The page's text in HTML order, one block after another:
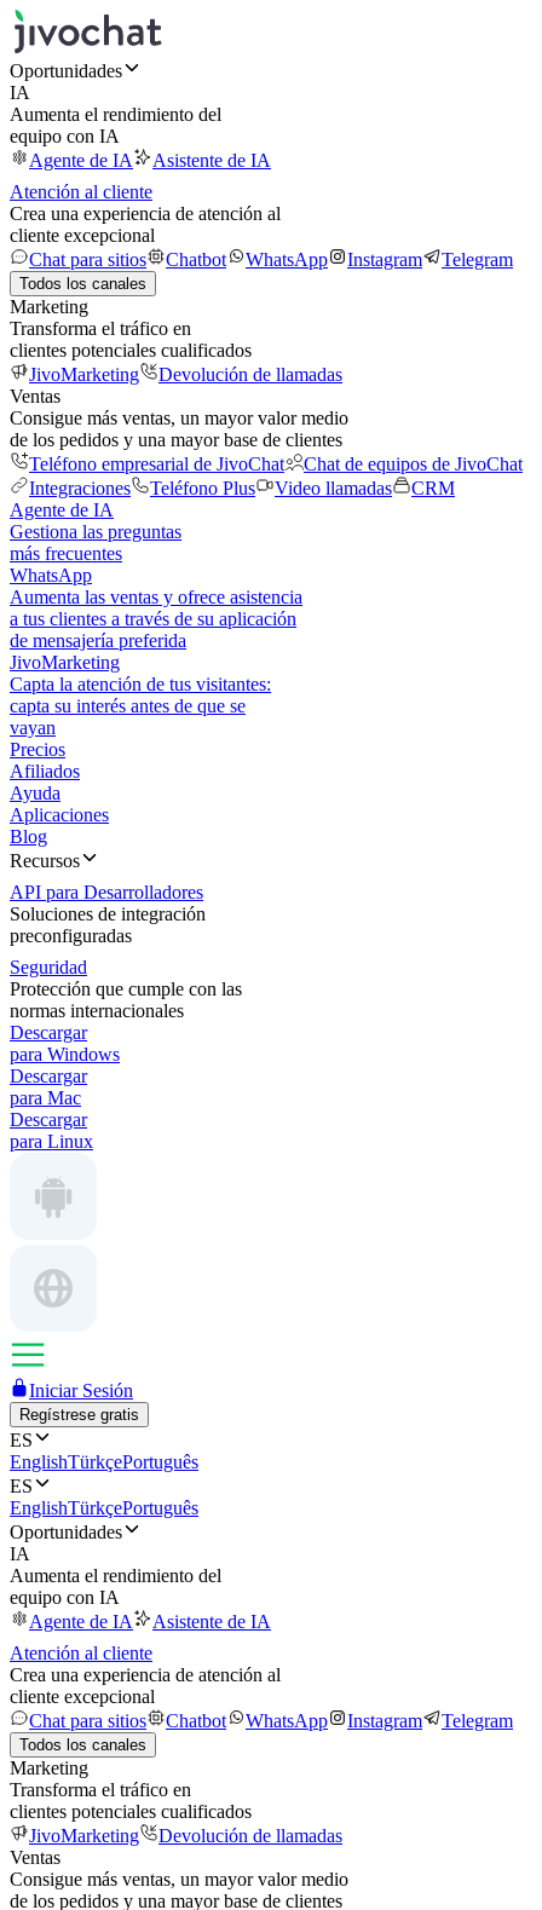
Oportunidades
IA
Aumenta el rendimiento del
equipo con IA
Agente de IA
Asistente de IA
Atención al cliente
Crea una experiencia de atención al
cliente excepcional
Chat para sitios
Chatbot WhatsApp Instagram Telegram
Todos los canales
Marketing
Transforma el tráfico en
clientes potenciales cualificados
JivoMarketing
Devolución de llamadas
Ventas
Consigue más ventas, un mayor valor medio
de los pedidos y una mayor base de clientes
Teléfono empresarial de JivoChat
Chat de equipos de JivoChat
Integraciones
Teléfono Plus Video llamadas
CRM
Agente de IA
Gestiona las preguntas
más frecuentes
WhatsApp
Aumenta las ventas y ofrece asistencia
a tus clientes a través de su aplicación
de mensajería preferida
JivoMarketing
Capta la atención de tus visitantes:
capta su interés antes de que se
vayan
Precios
Afiliados
Ayuda
Aplicaciones
Blog
Recursos
API para Desarrolladores
Soluciones de integración
preconfiguradas
Seguridad
Protección que cumple con las
normas internacionales
Descargar
para Windows
Descargar
para Mac
Descargar
para Linux
Iniciar Sesión
Regístrese gratis
ES
EnglishTürkçePortuguês
ES
EnglishTürkçePortuguês
Oportunidades
IA
Aumenta el rendimiento del
equipo con IA
Agente de IA
Asistente de IA
Atención al cliente
Crea una experiencia de atención al
cliente excepcional
Chat para sitios
Chatbot WhatsApp Instagram Telegram
Todos los canales
Marketing
Transforma el tráfico en
clientes potenciales cualificados
JivoMarketing
Devolución de llamadas
Ventas
Consigue más ventas, un mayor valor medio
de los pedidos y una mayor base de clientes